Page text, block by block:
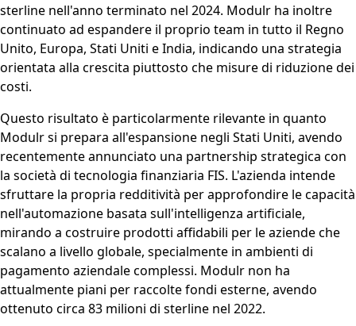
sterline nell'anno terminato nel 2024. Modulr ha inoltre
continuato ad espandere il proprio team in tutto il Regno
Unito, Europa, Stati Uniti e India, indicando una strategia
orientata alla crescita piuttosto che misure di riduzione dei
costi.
Questo risultato è particolarmente rilevante in quanto
Modulr si prepara all'espansione negli Stati Uniti, avendo
recentemente annunciato una partnership strategica con
la società di tecnologia finanziaria FIS. L'azienda intende
sfruttare la propria redditività per approfondire le capacità
nell'automazione basata sull'intelligenza artificiale,
mirando a costruire prodotti affidabili per le aziende che
scalano a livello globale, specialmente in ambienti di
pagamento aziendale complessi. Modulr non ha
attualmente piani per raccolte fondi esterne, avendo
ottenuto circa 83 milioni di sterline nel 2022.